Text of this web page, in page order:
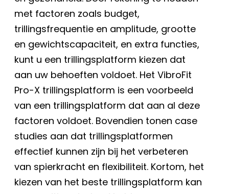
met factoren zoals budget,
trillingsfrequentie en amplitude, grootte
en gewichtscapaciteit, en extra functies,
kunt u een trillingsplatform kiezen dat
aan uw behoeften voldoet. Het VibroFit
Pro-X trillingsplatform is een voorbeeld
van een trillingsplatform dat aan al deze
factoren voldoet. Bovendien tonen case
studies aan dat trillingsplatformen
effectief kunnen zijn bij het verbeteren
van spierkracht en flexibiliteit. Kortom, het
kiezen van het beste trillingsplatform kan